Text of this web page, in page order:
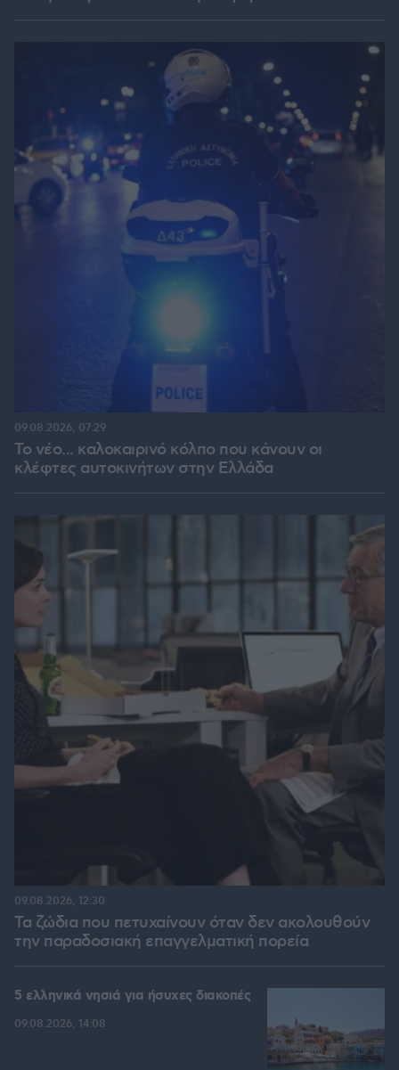
Το νέο... καλοκαιρινό κόλπο που κάνουν οι
κλέφτες αυτοκινήτων στην Ελλάδα
09.08.2026, 07:29
Τα ζώδια που πετυχαίνουν όταν δεν ακολουθούν
την παραδοσιακή επαγγελματική πορεία
09.08.2026, 12:30
5 ελληνικά νησιά για ήσυχες διακοπές
09.08.2026, 14:08